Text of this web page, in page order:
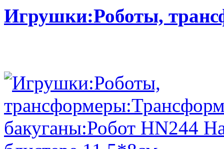
Игрушки:Роботы,